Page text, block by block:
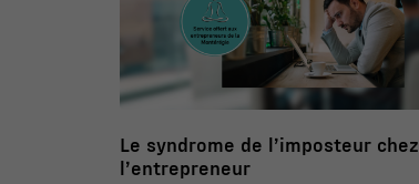
Le syndrome de l’imposteur chez
l’entrepreneur